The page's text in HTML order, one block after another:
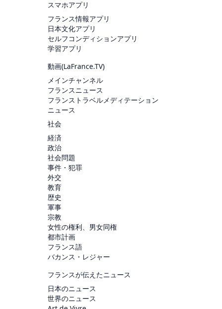
スマホアプリ
フランス情報アプリ
日本文化アプリ
セルフコンディションアプリ
学習アプリ
動画(LaFrance.TV)
メインチャンネル
フランスニュース
フランストラベルメディテーション
ニュース
社会
経済
政治
社会問題
事件・犯罪
外交
教育
歴史
軍事
宗教
女性の権利、男女同権
都市計画
フランス語
バカンス・レジャー
フランスが伝えたニュース
日本のニュース
世界のニュース